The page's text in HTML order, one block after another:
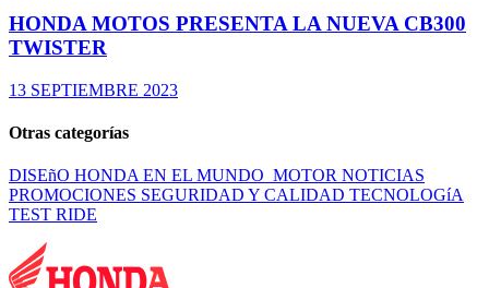
HONDA MOTOS PRESENTA LA NUEVA CB300
TWISTER
13 SEPTIEMBRE 2023
Otras categorías
DISEñO HONDA EN EL MUNDO MOTOR NOTICIAS
PROMOCIONES SEGURIDAD Y CALIDAD TECNOLOGíA
TEST RIDE